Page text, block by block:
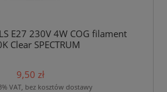
E27 230V 4W COG filament
Clear SPECTRUM
9,50 zł
VAT, bez kosztów dostawy